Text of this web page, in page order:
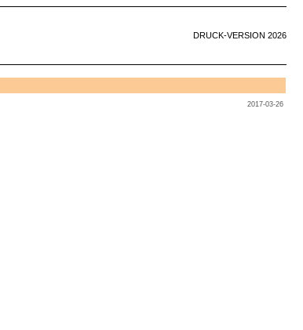
DRUCK-VERSION 2026
2017-03-26